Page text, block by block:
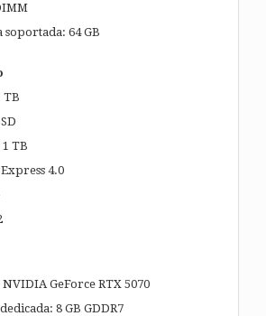
64 GB
TB
1 TB
4.0
GeForce RTX 5070
8 GB GDDR7